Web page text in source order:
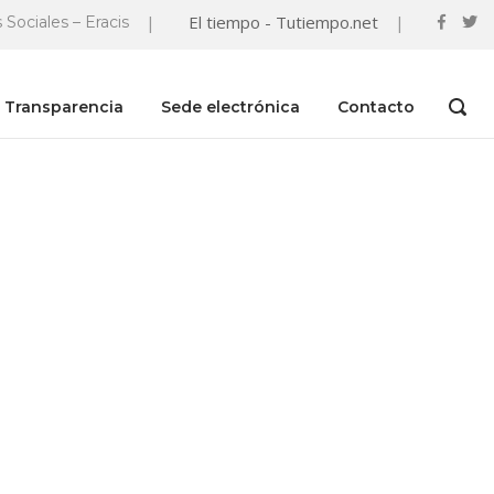
Sociales – Eracis | El tiempo - Tutiempo.net |
Transparencia Sede electrónica Contacto
OPEN